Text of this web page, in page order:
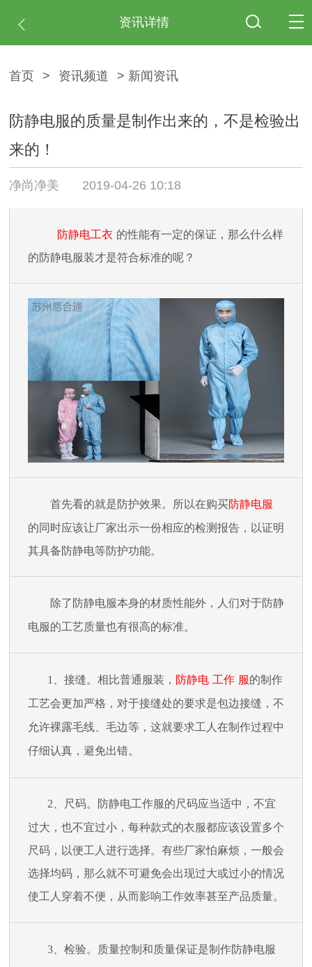
资讯详情
首页 > 资讯频道 > 新闻资讯
防静电服的质量是制作出来的，不是检验出
来的！
净尚净美 2019-04-26 10:18
防静电工衣 的性能有一定的保证，那么什么样
的防静电服装才是符合标准的呢？
首先看的就是防护效果。所以在购买防静电服
的同时应该让厂家出示一份相应的检测报告，以证明
其具备防静电等防护功能。
除了防静电服本身的材质性能外，人们对于防静
电服的工艺质量也有很高的标准。
1 、接缝。相比普通服装， 防静电 工作 服的制作
工艺会更加严格，对于接缝处的要求是包边接缝，不
允许裸露毛线、毛边等，这就要求工人在制作过程中
仔细认真，避免出错。
2 、尺码。防静电工作服的尺码应当适中，不宜
过大，也不宜过小，每种款式的衣服都应该设置多个
尺码，以便工人进行选择。有些厂家怕麻烦，一般会
选择均码，那么就不可避免会出现过大或过小的情况
使工人穿着不便，从而影响工作效率甚至产品质量。
3、检验。质量控制和质量保证是制作防静电服